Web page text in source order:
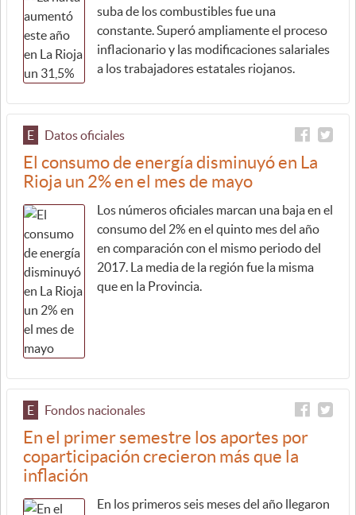
suba de los combustibles fue una
constante. Superó ampliamente el proceso
inflacionario y las modificaciones salariales
a los trabajadores estatales riojanos.
E Datos oficiales
El consumo de energía disminuyó en La
Rioja un 2% en el mes de mayo
Los números oficiales marcan una baja en el
consumo del 2% en el quinto mes del año
en comparación con el mismo periodo del
2017. La media de la región fue la misma
que en la Provincia.
E Fondos nacionales
En el primer semestre los aportes por
coparticipación crecieron más que la
inflación
En los primeros seis meses del año llegaron